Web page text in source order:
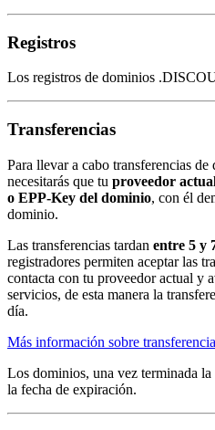
Registros
Los registros de dominios
Transferencias
Para llevar a cabo transferencias
necesitarás que tu proveedor
o EPP-Key del dominio, con él
dominio.
Las transferencias tardan entre 5 y
registradores permiten aceptar las
contacta con tu proveedor actual y
servicios, de esta manera la
día.
Más información sobre
Los dominios, una vez terminada
la fecha de expiración.